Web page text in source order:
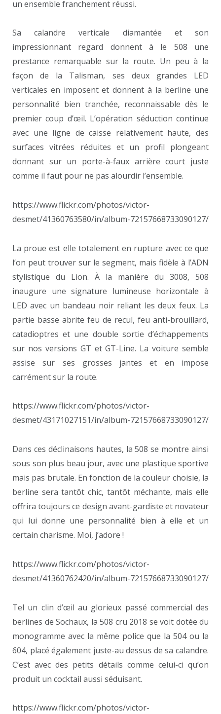
un ensemble franchement réussi.
Sa calandre verticale diamantée et son
impressionnant regard donnent à le 508 une
prestance remarquable sur la route. Un peu à la
façon de la Talisman, ses deux grandes LED
verticales en imposent et donnent à la berline une
personnalité bien tranchée, reconnaissable dès le
premier coup d’œil. L’opération séduction continue
avec une ligne de caisse relativement haute, des
surfaces vitrées réduites et un profil plongeant
donnant sur un porte-à-faux arrière court juste
comme il faut pour ne pas alourdir l’ensemble.
https://www.flickr.com/photos/victor-
desmet/41360763580/in/album-72157668733090127/
La proue est elle totalement en rupture avec ce que
l’on peut trouver sur le segment, mais fidèle à l’ADN
stylistique du Lion. À la manière du 3008, 508
inaugure une signature lumineuse horizontale à
LED avec un bandeau noir reliant les deux feux. La
partie basse abrite feu de recul, feu anti-brouillard,
catadioptres et une double sortie d’échappements
sur nos versions GT et GT-Line. La voiture semble
assise sur ses grosses jantes et en impose
carrément sur la route.
https://www.flickr.com/photos/victor-
desmet/43171027151/in/album-72157668733090127/
Dans ces déclinaisons hautes, la 508 se montre ainsi
sous son plus beau jour, avec une plastique sportive
mais pas brutale. En fonction de la couleur choisie, la
berline sera tantôt chic, tantôt méchante, mais elle
offrira toujours ce design avant-gardiste et novateur
qui lui donne une personnalité bien à elle et un
certain charisme. Moi, j’adore !
https://www.flickr.com/photos/victor-
desmet/41360762420/in/album-72157668733090127/
Tel un clin d’œil au glorieux passé commercial des
berlines de Sochaux, la 508 cru 2018 se voit dotée du
monogramme avec la même police que la 504 ou la
604, placé également juste-au dessus de sa calandre.
C’est avec des petits détails comme celui-ci qu’on
produit un cocktail aussi séduisant.
https://www.flickr.com/photos/victor-